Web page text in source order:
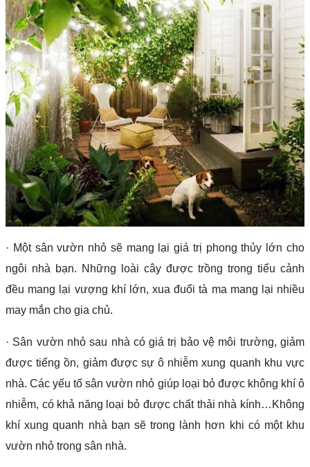
· Một sân vườn nhỏ sẽ mang lại giá trị phong thủy lớn cho
ngôi nhà bạn. Những loài cây được trồng trong tiểu cảnh
đều mang lại vượng khí lớn, xua đuổi tà ma mang lại nhiều
may mắn cho gia chủ.
· Sân vườn nhỏ sau nhà có giá trị bảo vệ môi trường, giảm
được tiếng ồn, giảm được sự ô nhiễm xung quanh khu vực
nhà. Các yếu tố sân vườn nhỏ giúp loại bỏ được không khí ô
nhiễm, có khả năng loại bỏ được chất thải nhà kính…Không
khí xung quanh nhà bạn sẽ trong lành hơn khi có một khu
vườn nhỏ trong sân nhà.